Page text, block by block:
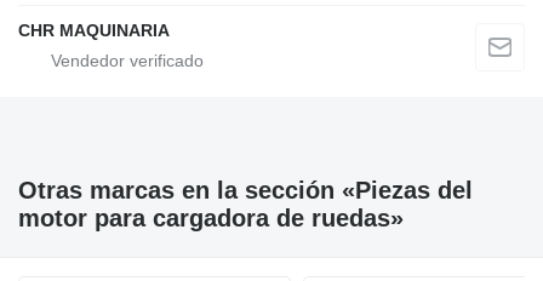
CHR MAQUINARIA
Otras marcas en la sección «Piezas del
motor para cargadora de ruedas»